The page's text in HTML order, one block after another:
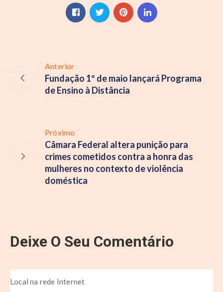
Anterior
Fundação 1º de maio lançará Programa
de Ensino à Distância
Próximo
Câmara Federal altera punição para
crimes cometidos contra a honra das
mulheres no contexto de violência
doméstica
Deixe O Seu Comentário